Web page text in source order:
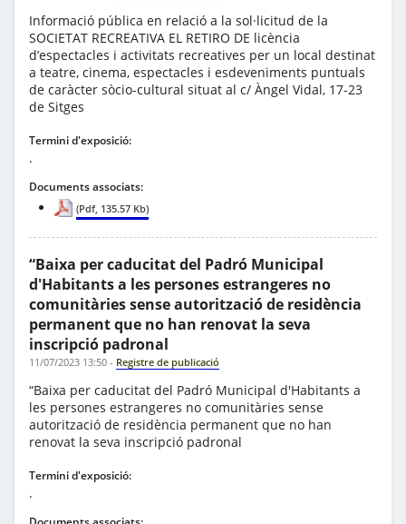
Informació pública en relació a la sol·licitud de la
SOCIETAT RECREATIVA EL RETIRO DE licència
d’espectacles i activitats recreatives per un local destinat
a teatre, cinema, espectacles i esdeveniments puntuals
de caràcter sòcio-cultural situat al c/ Àngel Vidal, 17-23
de Sitges
Termini d'exposició:
.
Documents associats:
(Pdf, 135.57 Kb)
“Baixa per caducitat del Padró Municipal
d'Habitants a les persones estrangeres no
comunitàries sense autorització de residència
permanent que no han renovat la seva
inscripció padronal
11/07/2023 13:50 - Registre de publicació
“Baixa per caducitat del Padró Municipal d'Habitants a
les persones estrangeres no comunitàries sense
autorització de residència permanent que no han
renovat la seva inscripció padronal
Termini d'exposició:
.
Documents associats: